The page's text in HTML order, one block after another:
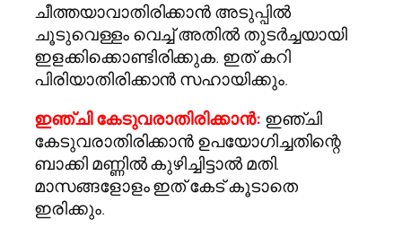
ചീത്തയാവാതിരിക്കാന്‍ അടുപ്പില്‍
ചൂടുവെള്ളം വെച്ച് അതില്‍ തുടര്‍ച്ചയായി
ഇളക്കിക്കൊണ്ടിരിക്കുക. ഇത് കറി
പിരിയാതിരിക്കാന്‍ സഹായിക്കും.
ഇഞ്ചി കേടുവരാതിരിക്കാന്‍: ഇഞ്ചി
കേടുവരാതിരിക്കാന്‍ ഉപയോഗിച്ചതിന്റെ
ബാക്കി മണ്ണില്‍ കുഴിച്ചിട്ടാല്‍ മതി.
മാസങ്ങളോളം ഇത് കേട് കൂടാതെ
ഇരിക്കും.